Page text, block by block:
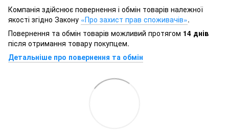
Компанія здійснює повернення і обмін товарів належної
якості згідно Закону «Про захист прав споживачів».
Повернення та обмін товарів можливий протягом 14 днів
після отримання товару покупцем.
Детальніше про повернення та обмін